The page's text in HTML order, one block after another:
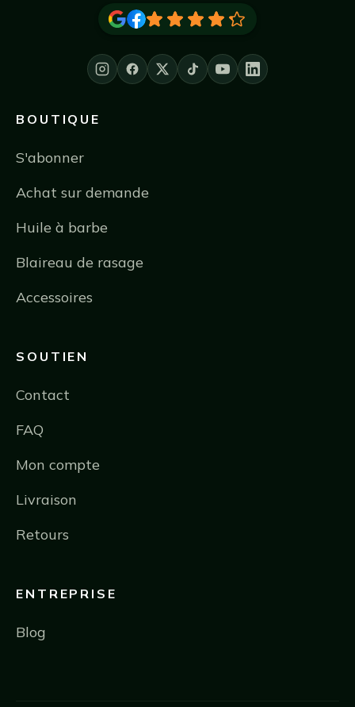
BOUTIQUE
S'abonner
Achat sur demande
Huile à barbe
Blaireau de rasage
Accessoires
SOUTIEN
Contact
FAQ
Mon compte
Livraison
Retours
ENTREPRISE
Blog